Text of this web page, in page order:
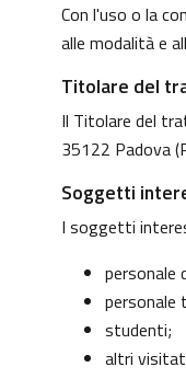
Con l'uso o la
alle modalità e
Titolare del
Il Titolare del
35122 Padova
Soggetti
I soggetti
personale
personale
studenti;
altri